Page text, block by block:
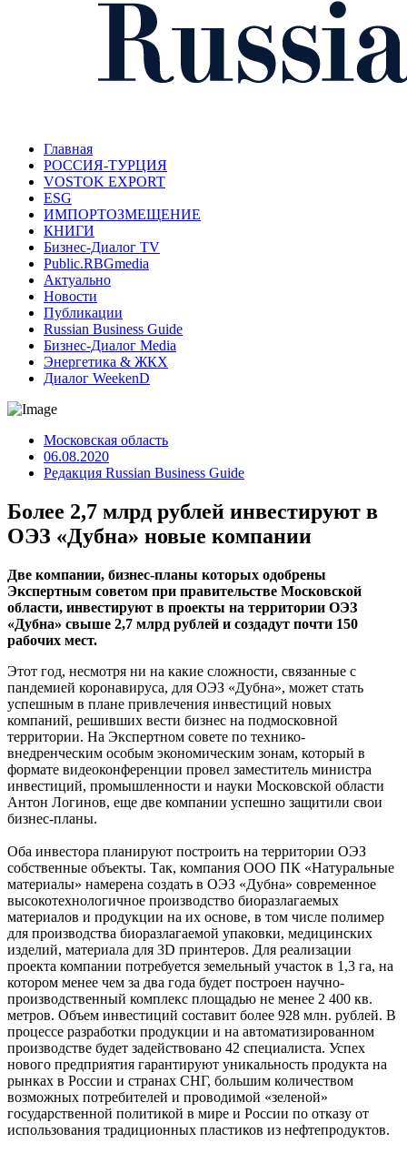
Главная
РОССИЯ-ТУРЦИЯ
VOSTOK EXPORT
ESG
ИМПОРТОЗМЕЩЕНИЕ
КНИГИ
Бизнес-Диалог TV
Public.RBGmedia
Актуально
Новости
Публикации
Russian Business Guide
Бизнес-Диалог Media
Энергетика & ЖКХ
Диалог WeekenD
Московская область
06.08.2020
Редакция Russian Business Guide
Более 2,7 млрд рублей инвестируют в
ОЭЗ «Дубна» новые компании
Две компании, бизнес-планы которых одобрены
Экспертным советом при правительстве Московской
области, инвестируют в проекты на территории ОЭЗ
«Дубна» свыше 2,7 млрд рублей и создадут почти 150
рабочих мест.
Этот год, несмотря ни на какие сложности, связанные с
пандемией коронавируса, для ОЭЗ «Дубна», может стать
успешным в плане привлечения инвестиций новых
компаний, решивших вести бизнес на подмосковной
территории. На Экспертном совете по технико-
внедренческим особым экономическим зонам, который в
формате видеоконференции провел заместитель министра
инвестиций, промышленности и науки Московской области
Антон Логинов, еще две компании успешно защитили свои
бизнес-планы.
Оба инвестора планируют построить на территории ОЭЗ
собственные объекты. Так, компания ООО ПК «Натуральные
материалы» намерена создать в ОЭЗ «Дубна» современное
высокотехнологичное производство биоразлагаемых
материалов и продукции на их основе, в том числе полимер
для производства биоразлагаемой упаковки, медицинских
изделий, материала для 3D принтеров. Для реализации
проекта компании потребуется земельный участок в 1,3 га, на
котором менее чем за два года будет построен научно-
производственный комплекс площадью не менее 2 400 кв.
метров. Объем инвестиций составит более 928 млн. рублей. В
процессе разработки продукции и на автоматизированном
производстве будет задействовано 42 специалиста. Успех
нового предприятия гарантируют уникальность продукта на
рынках в России и странах СНГ, большим количеством
возможных потребителей и проводимой «зеленой»
государственной политикой в мире и России по отказу от
использования традиционных пластиков из нефтепродуктов.